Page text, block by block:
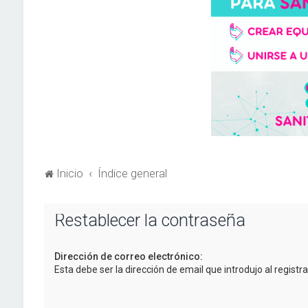
Inicio Índice general
Restablecer la contraseña
Dirección de correo electrónico:
Esta debe ser la dirección de email que introdujo al